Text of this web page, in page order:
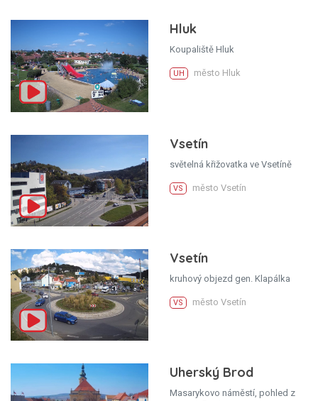
Hluk
Koupaliště Hluk
UH město Hluk
Vsetín
světelná křižovatka ve Vsetíně
VS město Vsetín
Vsetín
kruhový objezd gen. Klapálka
VS město Vsetín
Uherský Brod
Masarykovo náměstí, pohled z